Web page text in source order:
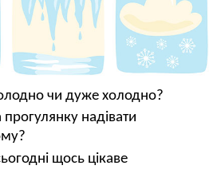
чи дуже холодно?
надівати
щось цікаве